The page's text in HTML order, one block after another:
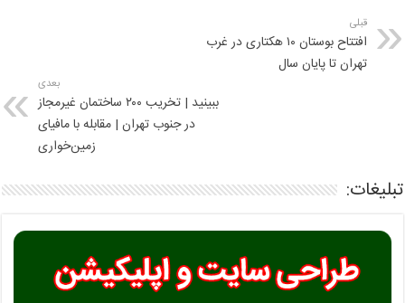
قبلی
افتتاح بوستان ۱۰ هکتاری در غرب
تهران تا پایان سال
بعدی
ببینید | تخریب ۲۰۰ ساختمان غیرمجاز
در جنوب تهران | مقابله با مافیای
زمین‌خواری
تبلیغات: